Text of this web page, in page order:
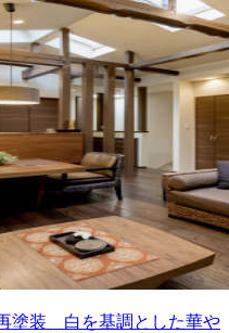
塗装 白を基調とした華や